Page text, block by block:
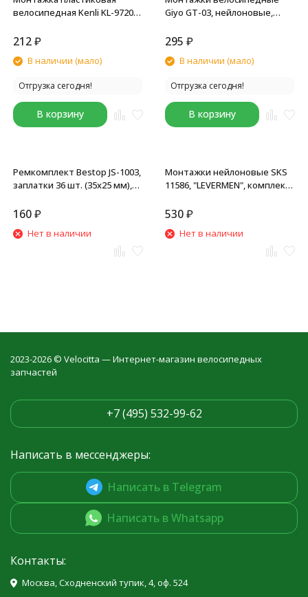
велосипедная Kenli KL-9720C,
цветные
212₽
В наличии (мало)
Отгрузка сегодня!
В корзину
Giyo GT-03, нейлоновые,
295 ₽
В наличии (мало)
Отгрузка сегодня!
В корзину
Ремкомплект Bestop JS-1003,
заплатки 36 шт. (35x25 мм),
160₽
Нет в наличии
Монтажки нейлоновые SKS
11586, "LEVERMEN", комплект
530₽
Нет в наличии
2023-2026 © Velocitta — Интернет-магазин велосипедных
запчастей
+7 (495) 532-99-62
Написать в мессенджеры:
Написать в Telegram
Написать в Whatsapp
Контакты:
Москва, Сходненский тупик, 4, оф. 524